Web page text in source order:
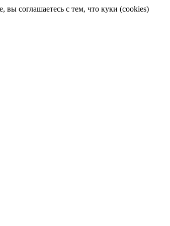
вы соглашаетесь с тем, что куки (cookies)